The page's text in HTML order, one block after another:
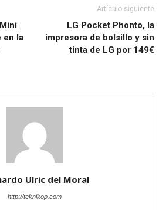
en la
Artículo siguiente
LG Pocket Phonto, la
impresora de bolsillo y sin
tinta de LG por 149€
Ulric del Moral
http://teknikop.com